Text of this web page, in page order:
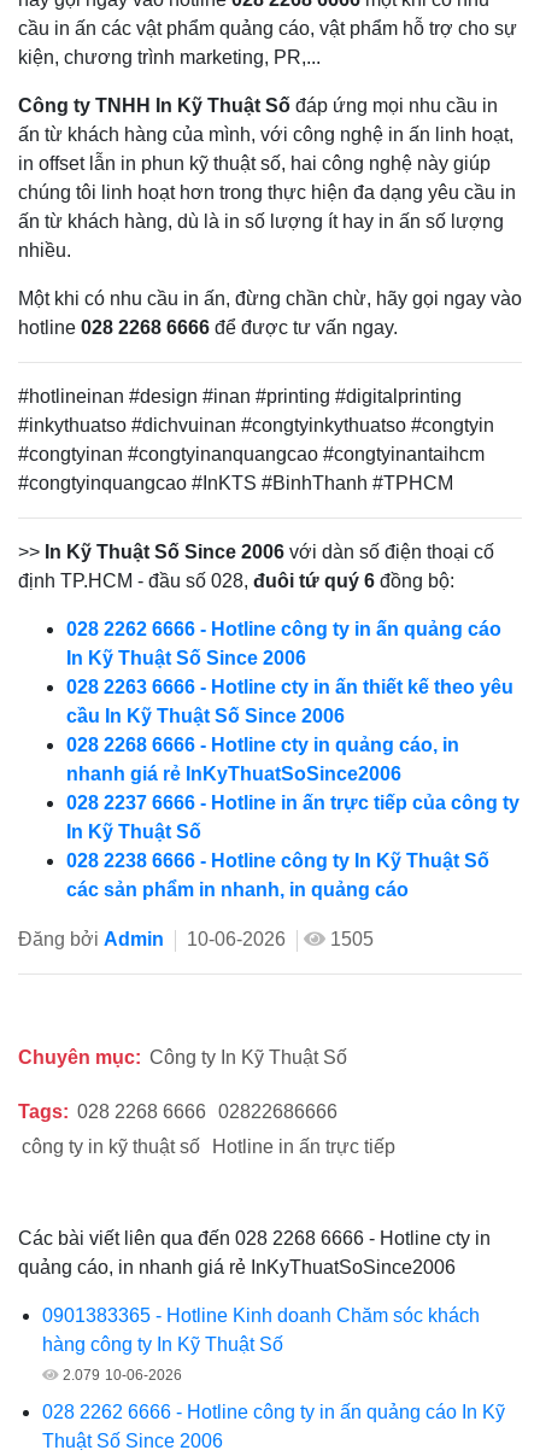
cầu in ấn các vật phẩm quảng cáo, vật phẩm hỗ trợ cho sự
kiện, chương trình marketing, PR,...
Công ty TNHH In Kỹ Thuật Số đáp ứng mọi nhu cầu in
ấn từ khách hàng của mình, với công nghệ in ấn linh hoạt,
in offset lẫn in phun kỹ thuật số, hai công nghệ này giúp
chúng tôi linh hoạt hơn trong thực hiện đa dạng yêu cầu in
ấn từ khách hàng, dù là in số lượng ít hay in ấn số lượng
nhiều.
Một khi có nhu cầu in ấn, đừng chần chừ, hãy gọi ngay vào
hotline 028 2268 6666 để được tư vấn ngay.
#hotlineinan #design #inan #printing #digitalprinting
#inkythuatso #dichvuinan #congtyinkythuatso #congtyin
#congtyinan #congtyinanquangcao #congtyinantaihcm
#congtyinquangcao #InKTS #BinhThanh #TPHCM
>> In Kỹ Thuật Số Since 2006 với dàn số điện thoại cố
định TP.HCM - đầu số 028, đuôi tứ quý 6 đồng bộ:
028 2262 6666 - Hotline công ty in ấn quảng cáo
In Kỹ Thuật Số Since 2006
028 2263 6666 - Hotline cty in ấn thiết kế theo yêu
cầu In Kỹ Thuật Số Since 2006
028 2268 6666 - Hotline cty in quảng cáo, in
nhanh giá rẻ InKyThuatSoSince2006
028 2237 6666 - Hotline in ấn trực tiếp của công ty
In Kỹ Thuật Số
028 2238 6666 - Hotline công ty In Kỹ Thuật Số
các sản phẩm in nhanh, in quảng cáo
Đăng bởi Admin 10-06-2026 1505
Chuyên mục: Công ty In Kỹ Thuật Số
Tags: 028 2268 6666 02822686666
công ty in kỹ thuật số
Hotline in ấn trực tiếp
Các bài viết liên qua đến 028 2268 6666 - Hotline cty in
quảng cáo, in nhanh giá rẻ InKyThuatSoSince2006
0901383365 - Hotline Kinh doanh Chăm sóc khách
hàng công ty In Kỹ Thuật Số
2.079 10-06-2026
028 2262 6666 - Hotline công ty in ấn quảng cáo In Kỹ
Thuật Số Since 2006